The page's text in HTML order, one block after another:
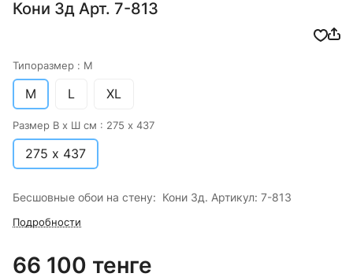
Кони 3д Арт. 7-813
Типоразмер : M
M L XL
Размер В х Ш см : 275 х 437
275 х 437
Бесшовные обои на стену: Кони 3д. Артикул: 7-813
Подробности
66 100 тенге